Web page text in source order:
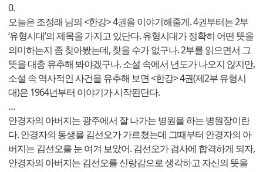
0.
오늘은 조정래 님의 <한강> 4권을 이야기해줄게. 4권부터는 2부
‘유형시대’의 제목을 가지고 있단다. 유형시대가 정확히 어떤 뜻을
의미하는지 좀 찾아봤는데, 찾을 수가 없구나. 2부를 읽으면서 그
뜻을 대충 유추해 봐야겠구나. 소설 속에서 년도가 나오지 않지만,
소설 속 역사적인 사건을 유추해 보면 <한강> 4권(제2부 유형시
대)은 1964년부터 이야기가 시작된단다.
…
안경자의 아버지는 광주에서 잘 나가는 병원을 하는 병원장이란
다. 안경자의 동생을 김선오가 가르쳤는데 그때부터 안경자의 아
버지는 김선오를 눈 여겨 보았어. 김선오가 검사에 합격하게 되자,
안경자의 아버지는 김선오를 신랑감으로 생각하고 자신의 뜻을